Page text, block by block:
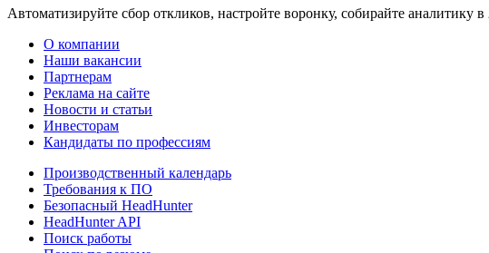
Автоматизируйте сбор откликов, настройте воронку, собирайте аналитику в
О компании
Наши вакансии
Партнерам
Реклама на сайте
Новости и статьи
Инвесторам
Кандидаты по профессиям
Производственный календарь
Требования к ПО
Безопасный HeadHunter
HeadHunter API
Поиск работы